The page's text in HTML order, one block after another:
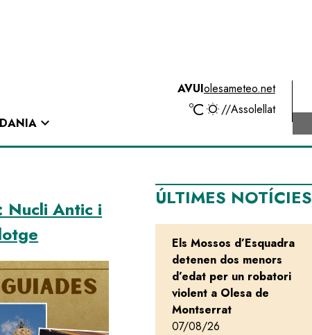
expand_more
AVUIolesameteo.net
ºC //Assolellat
Nucli Antic i
ÚLTIMES NOTÍCIES
Els Mossos d’Esquadra
detenen dos menors
d’edat per un robatori
violent a Olesa de
Montserrat
07/08/26